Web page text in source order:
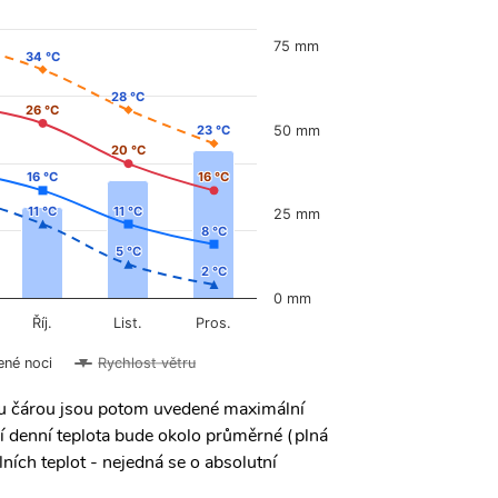
26 °C
26 °C
20 °C
20 °C
16 °C
16 °C
34 °C
34 °C
28 °C
28 °C
23 °C
23 °C
16 °C
16 °C
11 °C
11 °C
8 °C
8 °C
11 °C
11 °C
5 °C
5 °C
2 °C
2 °C
noci Rychlost větru
Říj. List. Pros.
0 mm
25 mm
50 mm
75 mm
čárou jsou potom uvedené maximální
teplota bude okolo průměrné (plná
teplot - nejedná se o absolutní